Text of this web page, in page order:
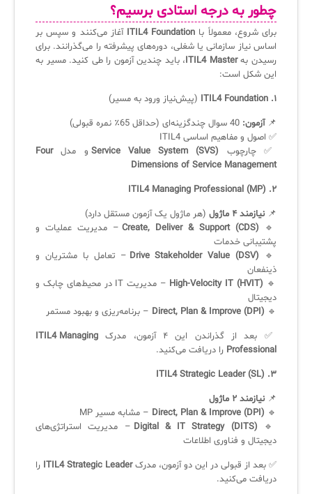
چطور به درجه استادی برسیم؟
برای شروع، معمولاً با ITIL4 Foundation آغاز می‌کنند و سپس بر
اساس نیاز سازمانی یا شغلی، دوره‌های پیشرفته را می‌گذرانند. برای
رسیدن بهITIL4 Master، باید چندین آزمون را طی کنید. مسیر به
این شکل است:
۱. ITIL4 Foundation
(پیش‌نیاز ورود به مسیر)
📌آزمون:
✅ اصول و مفاهیم اساسی ITIL4
✅ چارچوب Service Value System (SVS) و مدلFour
Dimensions of Service Management
۲. ITIL4 Managing Professional (MP)
📌نیازمند ۴ ماژول
(هر ماژول یک آزمون مستقل دارد)
🔹
Create, Deliver & Support (CDS) – مدیریت عملیات و
پشتیبانی خدمات
🔹
Drive Stakeholder Value (DSV) – تعامل با مشتریان و
ذینفعان
🔹
High-Velocity IT (HVIT)
– مدیریت IT در محیط‌های چابک و
دیجیتال
🔹
Direct, Plan & Improve (DPI) – برنامه‌ریزی و بهبود مستمر
✅ بعد از گذراندن این ۴ آزمون، مدرک
ITIL4 Managing
Professional را دریافت می‌کنید.
۳. ITIL4 Strategic Leader (SL)
📌نیازمند ۲ ماژول
🔹
Direct, Plan & Improve (DPI) – مشابه مسیر MP
🔹
Digital & IT Strategy (DITS) – مدیریت استراتژی‌های
دیجیتال و فناوری اطلاعات
✅ بعد از قبولی در این دو آزمون، مدرکITIL4 Strategic Leader را
دریافت می‌کنید.